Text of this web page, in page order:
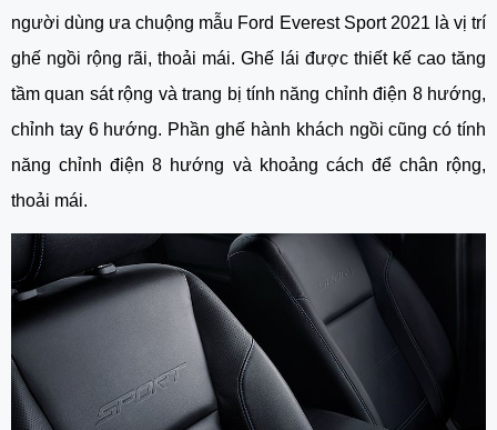
người dùng ưa chuộng mẫu Ford Everest Sport 2021 là vị trí
ghế ngồi rộng rãi, thoải mái. Ghế lái được thiết kế cao tăng
tầm quan sát rộng và trang bị tính năng chỉnh điện 8 hướng,
chỉnh tay 6 hướng. Phần ghế hành khách ngồi cũng có tính
năng chỉnh điện 8 hướng và khoảng cách để chân rộng,
thoải mái.